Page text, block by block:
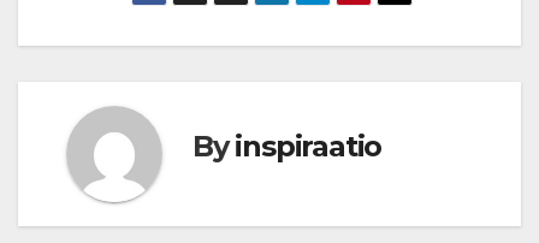
Byinspiraatio